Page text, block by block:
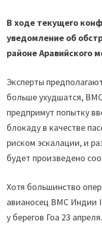
В ходе текущего
уведомление об
районе Аравийского
Эксперты
больше ухудшатся,
предпримут попытку
блокаду в качестве
риском эскалации, и
будет произведено
Хотя большинство
авианосец ВМС Индии
у берегов Гоа 23 апреля.